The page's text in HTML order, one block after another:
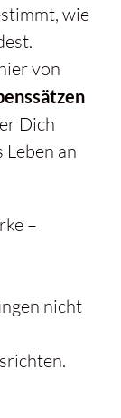
wie
von
Dich
Leben an
–
nicht